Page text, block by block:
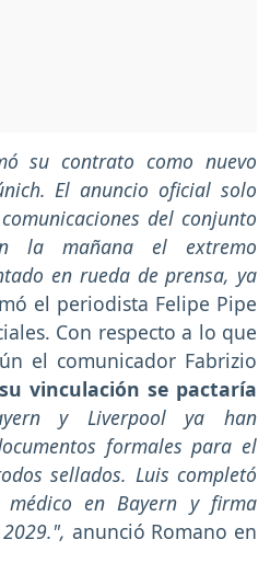
su contrato como nuevo
El anuncio oficial solo
del conjunto
la mañana el extremo
en rueda de prensa, ya
el periodista Felipe Pipe
Con respecto a lo que
el comunicador Fabrizio
vinculación se pactaría
y Liverpool ya han
formales para el
sellados. Luis completó
médico en Bayern y firma
anunció Romano en